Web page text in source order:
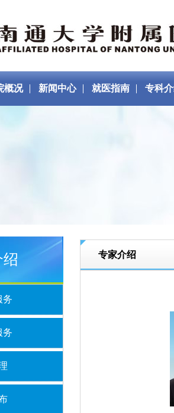
概况 新闻中心 就医指南 专科
务
务
专家介绍